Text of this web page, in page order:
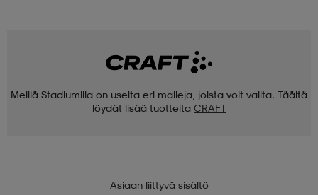
Meillä Stadiumilla on useita eri malleja, joista voit valita. Täältä
löydät lisää tuotteita CRAFT
Asiaan liittyvä sisältö